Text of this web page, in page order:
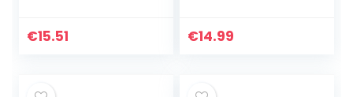
Sonnengel für
€15.51
fettende
€14.99